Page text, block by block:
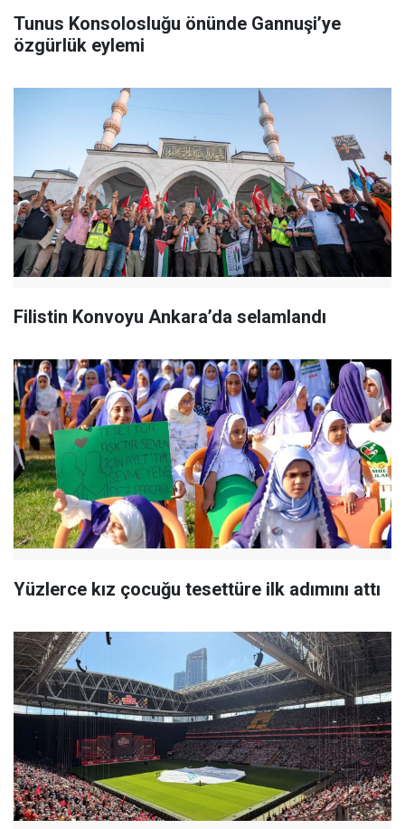
Tunus Konsolosluğu önünde Gannuşi’ye
özgürlük eylemi
Filistin Konvoyu Ankara’da selamlandı
Yüzlerce kız çocuğu tesettüre ilk adımını attı